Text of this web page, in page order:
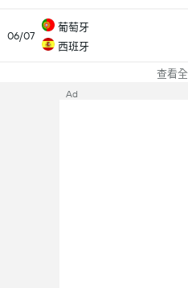
06/07
葡萄牙
西班牙
查看
Ad